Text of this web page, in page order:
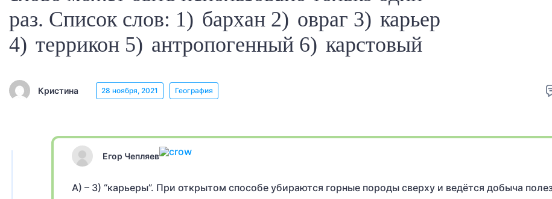
раз. Список слов: 1) бархан 2) овраг 3) карьер
4) террикон 5) антропогенный 6) карстовый
Кристина 28 ноября, 2021 География
Егор Чепляев
А) – 3) “карьеры”. При открытом способе убираются горные породы сверху и ведётся добыча